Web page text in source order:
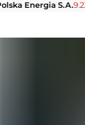
S.A.9.23 PLN